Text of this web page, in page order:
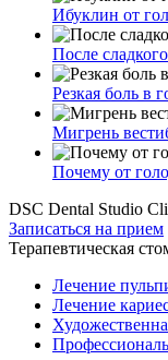
Ибуклин от
После
Резкая боль в
Мигрень
Почему от
DSC Dental Studio
Записаться на прием
Терапевтическая
Лечение
Лечение